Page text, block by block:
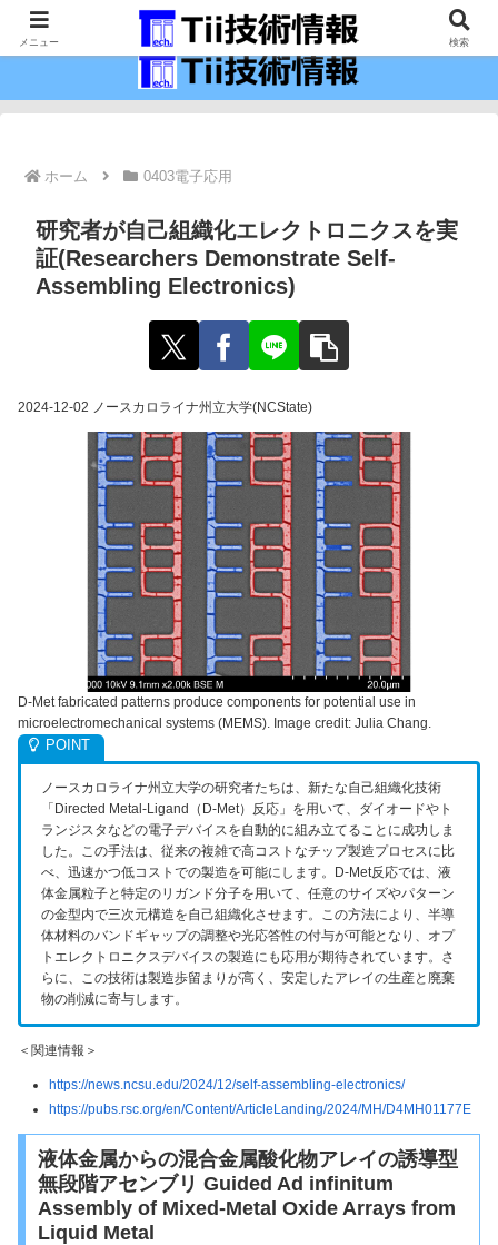
最新の科学技術の情報インフラ。
ホーム 0403電子応用
研究者が自己組織化エレクトロニクスを実
証(Researchers Demonstrate Self-
Assembling Electronics)
2024-12-02 ノースカロライナ州立大学(NCState)
D-Met fabricated patterns produce components for potential use in
microelectromechanical systems (MEMS). Image credit: Julia Chang.
ノースカロライナ州立大学の研究者たちは、新たな自己組織化技術
「Directed Metal-Ligand（D-Met）反応」を用いて、ダイオードやト
ランジスタなどの電子デバイスを自動的に組み立てることに成功しま
した。この手法は、従来の複雑で高コストなチップ製造プロセスに比
べ、迅速かつ低コストでの製造を可能にします。D-Met反応では、液
体金属粒子と特定のリガンド分子を用いて、任意のサイズやパターン
の金型内で三次元構造を自己組織化させます。この方法により、半導
体材料のバンドギャップの調整や光応答性の付与が可能となり、オプ
トエレクトロニクスデバイスの製造にも応用が期待されています。さ
らに、この技術は製造歩留まりが高く、安定したアレイの生産と廃棄
物の削減に寄与します。
＜関連情報＞
https://news.ncsu.edu/2024/12/self-assembling-electronics/
https://pubs.rsc.org/en/Content/ArticleLanding/2024/MH/D4MH01177E
液体金属からの混合金属酸化物アレイの誘導型
無段階アセンブリ Guided Ad infinitum
Assembly of Mixed-Metal Oxide Arrays from
Liquid Metal
メニュー 検索